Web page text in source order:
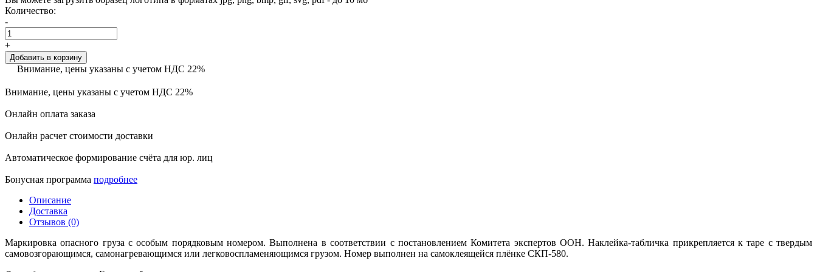
Количество:
-
+
Добавить в корзину
Внимание, цены указаны с учетом НДС 22%
Внимание, цены указаны с учетом НДС 22%
Онлайн оплата заказа
Онлайн расчет стоимости доставки
Автоматическое формирование счёта для юр. лиц
Бонусная программа подробнее
Описание
Доставка
Отзывов (0)
Маркировка опасного груза с особым порядковым номером. Выполнена в соответствии с постановлением Комитета экспертов ООН. Наклейка-табличка прикрепляется к таре с твердым
самовозгорающимся, самонагревающимся или легковоспламеняющимся грузом. Номер выполнен на самоклеящейся плёнке СКП-580.